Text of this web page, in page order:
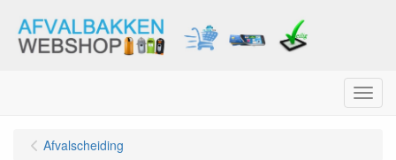
Menu
Afvalscheiding